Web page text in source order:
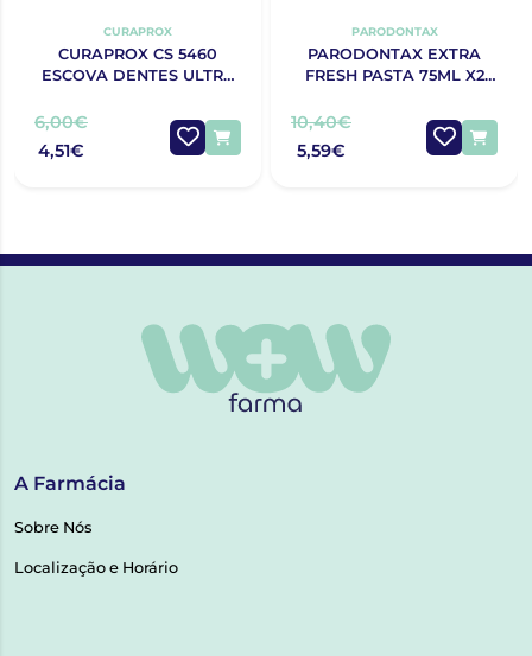
CURAPROX
CURAPROX CS 5460
ESCOVA DENTES ULTRA
6,00€
4,51€
PARODONTAX
PARODONTAX EXTRA
FRESH PASTA 75ML X2
10,40€
5,59€
A Farmácia
Sobre Nós
Localização e Horário